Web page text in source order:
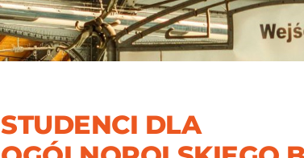
STUDENCI DLA